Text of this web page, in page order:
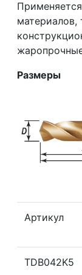
материалов,
Размеры
Артикул
TDB042K5